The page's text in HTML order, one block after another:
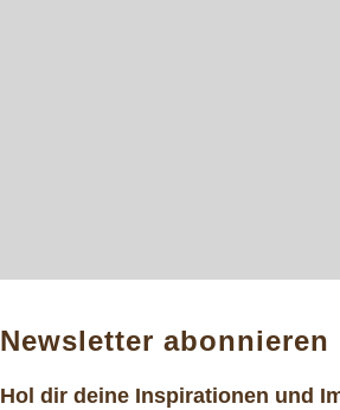
Newsletter abonnieren
Hol dir deine Inspirationen und